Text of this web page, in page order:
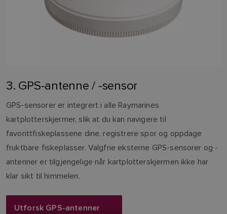
3. GPS-antenne / -sensor
GPS-sensorer er integrert i alle Raymarines
kartplotterskjermer, slik at du kan navigere til
favorittfiskeplassene dine, registrere spor og oppdage
fruktbare fiskeplasser. Valgfrie eksterne GPS-sensorer og -
antenner er tilgjengelige når kartplotterskjermen ikke har
klar sikt til himmelen.
Utforsk GPS-antenner